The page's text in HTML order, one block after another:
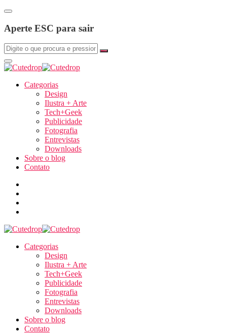
Aperte ESC para sair
Categorias
Design
Ilustra + Arte
Tech+Geek
Publicidade
Fotografia
Entrevistas
Downloads
Sobre o blog
Contato
Categorias
Design
Ilustra + Arte
Tech+Geek
Publicidade
Fotografia
Entrevistas
Downloads
Sobre o blog
Contato